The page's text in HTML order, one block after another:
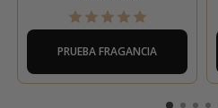
PRUEBA FRAGANCIA